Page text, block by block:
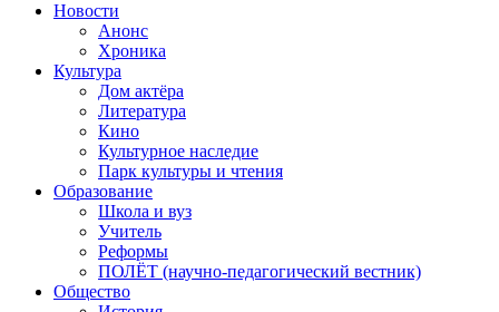
Новости
Анонс
Хроника
Культура
Дом актёра
Литература
Кино
Культурное наследие
Парк культуры и чтения
Образование
Школа и вуз
Учитель
Реформы
ПОЛЁТ (научно-педагогический вестник)
Общество